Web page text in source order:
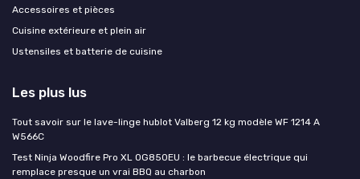
Accessoires et pièces
Cuisine extérieure et plein air
Ustensiles et batterie de cuisine
Les plus lus
Tout savoir sur le lave-linge hublot Valberg 12 kg modèle WF 1214 A
W566C
Test Ninja Woodfire Pro XL OG850EU : le barbecue électrique qui
remplace presque un vrai BBQ au charbon